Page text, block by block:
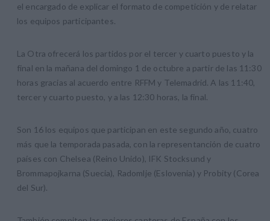
el encargado de explicar el formato de competición y de relatar
los equipos participantes.
La Otra ofrecerá los partidos por el tercer y cuarto puesto y la
final en la mañana del domingo 1 de octubre a partir de las 11:30
horas gracias al acuerdo entre RFFM y Telemadrid. A las 11:40,
tercer y cuarto puesto, y a las 12:30 horas, la final.
Son 16 los equipos que participan en este segundo año, cuatro
más que la temporada pasada, con la representanción de cuatro
países con Chelsea (Reino Unido), IFK Stocksund y
Brommapojkarna (Suecia), Radomlje (Eslovenia) y Probity (Corea
del Sur).